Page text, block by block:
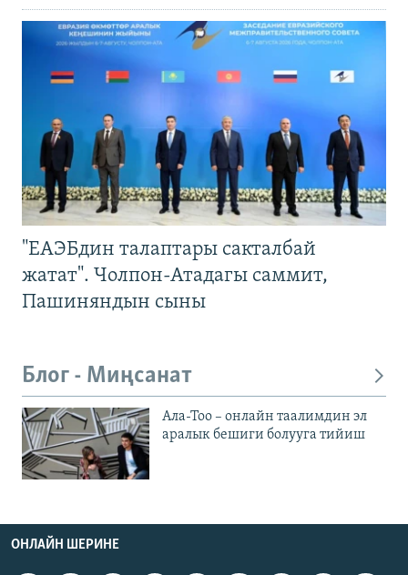
"ЕАЭБдин талаптары сакталбай
жатат". Чолпон-Атадагы саммит,
Пашиняндын сыны
Блог - Миңсанат
Ала-Тоо – онлайн таалимдин эл
аралык бешиги болууга тийиш
ОНЛАЙН ШЕРИНЕ